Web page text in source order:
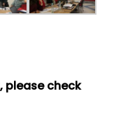
please check